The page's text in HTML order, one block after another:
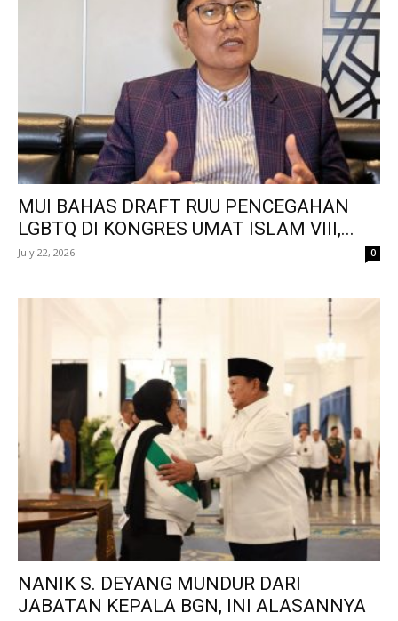
MUI BAHAS DRAFT RUU PENCEGAHAN
LGBTQ DI KONGRES UMAT ISLAM VIII,...
July 22, 2026 0
NANIK S. DEYANG MUNDUR DARI
JABATAN KEPALA BGN, INI ALASANNYA